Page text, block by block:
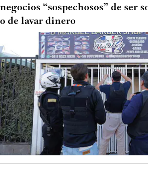
negocios “sospechosos” de ser
o de lavar dinero